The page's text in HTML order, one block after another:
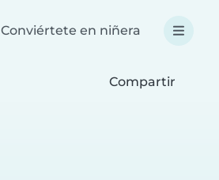
Conviértete en niñera
Compartir